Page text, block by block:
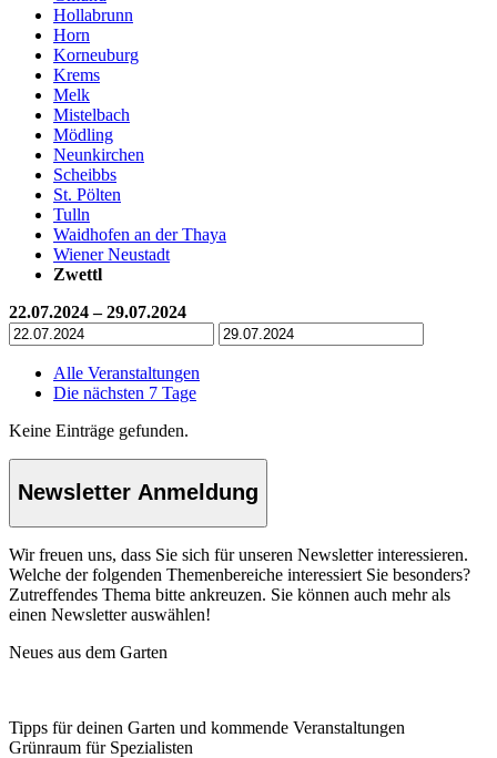
Hollabrunn
Horn
Korneuburg
Krems
Melk
Mistelbach
Mödling
Neunkirchen
Scheibbs
St. Pölten
Tulln
Waidhofen an der Thaya
Wiener Neustadt
Zwettl
22.07.2024 – 29.07.2024
Alle Veranstaltungen
Die nächsten 7 Tage
Keine Einträge gefunden.
Newsletter Anmeldung
Wir freuen uns, dass Sie sich für unseren Newsletter interessieren.
Welche der folgenden Themenbereiche interessiert Sie besonders?
Zutreffendes Thema bitte ankreuzen. Sie können auch mehr als
einen Newsletter auswählen!
Neues aus dem Garten
Tipps für deinen Garten und kommende Veranstaltungen
Grünraum für Spezialisten